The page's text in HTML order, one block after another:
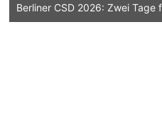
Berliner CSD 2026: Zwei Tage